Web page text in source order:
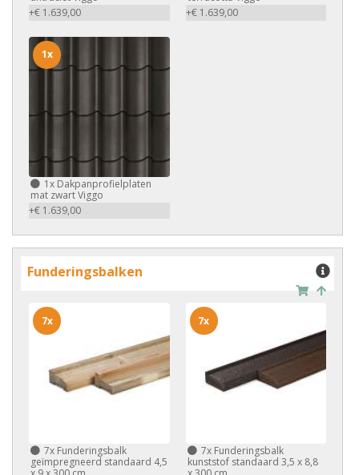
+€ 1.639,00
+€ 1.639,00
1x Dakpanprofielplaten
mat zwart Viggo
+€ 1.639,00
1x
Funderingsbalken
7x Funderingsbalk
geïmpregneerd standaard 4,5
7x
7xFunderingsbalk
kunststof standaard 3,5 x 8,8
7x